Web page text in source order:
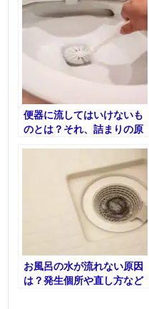
便器に流してはいけないも
のとは？それ、詰まりの原
お風呂の水が流れない原因
は？発生個所や直し方など